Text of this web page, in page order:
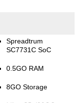
Spreadtrum
SC7731C SoC
0.5GO RAM
8GO Storage